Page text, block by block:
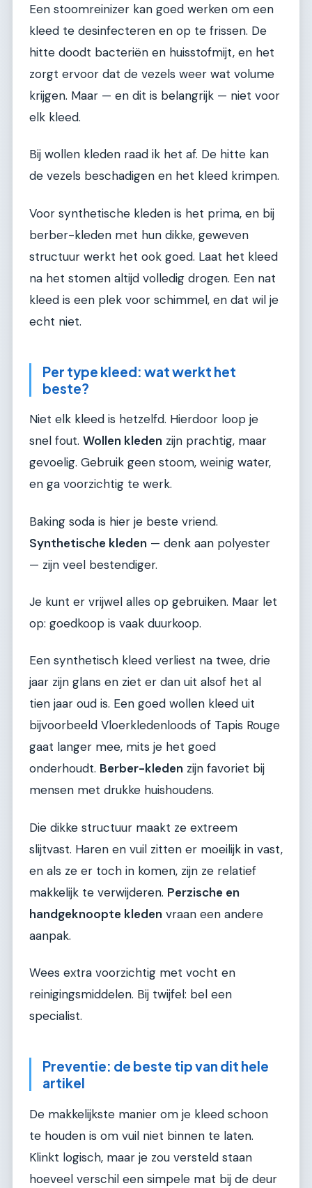
Een stoomreinizer kan goed werken om een
kleed te desinfecteren en op te frissen. De
hitte doodt bacteriën en huisstofmijt, en het
zorgt ervoor dat de vezels weer wat volume
krijgen. Maar — en dit is belangrijk — niet voor
elk kleed.
Bij wollen kleden raad ik het af. De hitte kan
de vezels beschadigen en het kleed krimpen.
Voor synthetische kleden is het prima, en bij
berber-kleden met hun dikke, geweven
structuur werkt het ook goed. Laat het kleed
na het stomen altijd volledig drogen. Een nat
kleed is een plek voor schimmel, en dat wil je
echt niet.
Per type kleed: wat werkt het
beste?
Niet elk kleed is hetzelfd. Hierdoor loop je
snel fout. Wollen kleden zijn prachtig, maar
gevoelig. Gebruik geen stoom, weinig water,
en ga voorzichtig te werk.
Baking soda is hier je beste vriend.
Synthetische kleden — denk aan polyester
— zijn veel bestendiger.
Je kunt er vrijwel alles op gebruiken. Maar let
op: goedkoop is vaak duurkoop.
Een synthetisch kleed verliest na twee, drie
jaar zijn glans en ziet er dan uit alsof het al
tien jaar oud is. Een goed wollen kleed uit
bijvoorbeeld Vloerkledenloods of Tapis Rouge
gaat langer mee, mits je het goed
onderhoudt. Berber-kleden zijn favoriet bij
mensen met drukke huishoudens.
Die dikke structuur maakt ze extreem
slijtvast. Haren en vuil zitten er moeilijk in vast,
en als ze er toch in komen, zijn ze relatief
makkelijk te verwijderen. Perzische en
handgeknoopte kleden vraan een andere
aanpak.
Wees extra voorzichtig met vocht en
reinigingsmiddelen. Bij twijfel: bel een
specialist.
Preventie: de beste tip van dit hele
artikel
De makkelijkste manier om je kleed schoon
te houden is om vuil niet binnen te laten.
Klinkt logisch, maar je zou versteld staan
hoeveel verschil een simpele mat bij de deur